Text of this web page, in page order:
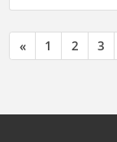
« 1 2 3